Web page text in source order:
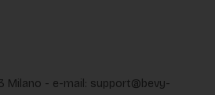
Milano - e-mail: support@bevy-